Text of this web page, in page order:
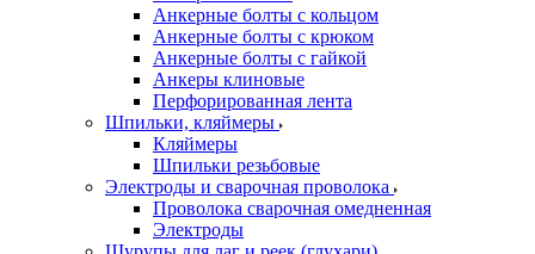
Анкерные болты с кольцом
Анкерные болты с крюком
Анкерные болты с гайкой
Анкеры клиновые
Перфорированная лента
Шпильки, кляймеры
Кляймеры
Шпильки резьбовые
Электроды и сварочная проволока
Проволока сварочная омедненная
Электроды